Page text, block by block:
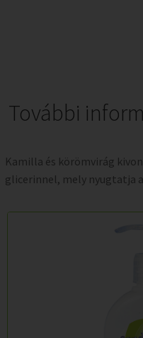
További
Kamilla és körömvirág
glicerinnel, mely nyugtatja